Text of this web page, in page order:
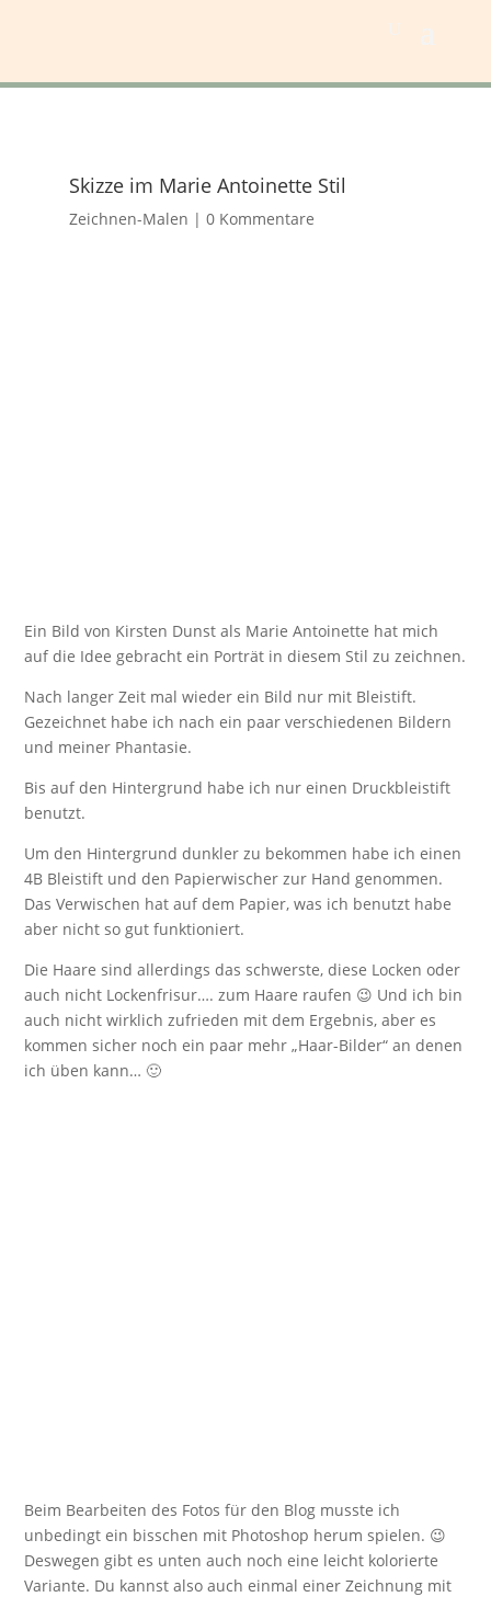
Skizze im Marie Antoinette Stil
Zeichnen-Malen | 0 Kommentare
Ein Bild von Kirsten Dunst als Marie Antoinette hat mich
auf die Idee gebracht ein Porträt in diesem Stil zu zeichnen.
Nach langer Zeit mal wieder ein Bild nur mit Bleistift.
Gezeichnet habe ich nach ein paar verschiedenen Bildern
und meiner Phantasie.
Bis auf den Hintergrund habe ich nur einen Druckbleistift
benutzt.
Um den Hintergrund dunkler zu bekommen habe ich einen
4B Bleistift und den Papierwischer zur Hand genommen.
Das Verwischen hat auf dem Papier, was ich benutzt habe
aber nicht so gut funktioniert.
Die Haare sind allerdings das schwerste, diese Locken oder
auch nicht Lockenfrisur…. zum Haare raufen 😉 Und ich bin
auch nicht wirklich zufrieden mit dem Ergebnis, aber es
kommen sicher noch ein paar mehr „Haar-Bilder“ an denen
ich üben kann… 🙂
Beim Bearbeiten des Fotos für den Blog musste ich
unbedingt ein bisschen mit Photoshop herum spielen. 😉
Deswegen gibt es unten auch noch eine leicht kolorierte
Variante. Du kannst also auch einmal einer Zeichnung mit